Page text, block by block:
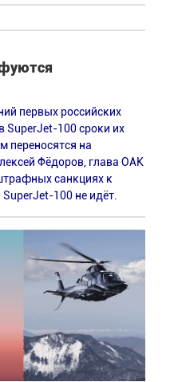
первых российских
SuperJet-100 сроки их
переносятся на
Фёдоров, глава ОАК
санкциях к
100 не идёт.